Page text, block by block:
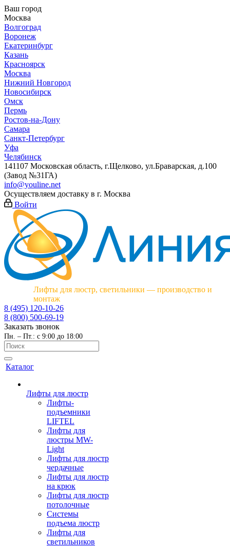
Ваш город
Москва
Волгоград
Воронеж
Екатеринбург
Казань
Красноярск
Москва
Нижний Новгород
Новосибирск
Омск
Пермь
Ростов-на-Дону
Самара
Санкт-Петербург
Уфа
Челябинск
141107 Московская область, г.Щелково, ул.Браварская, д.100
(Завод №31ГА)
info@youline.net
Осуществляем доставку в г. Москва
Войти
Лифты для люстр, светильники — производство и
монтаж
8 (495) 120-10-26
8 (800) 500-69-19
Заказать звонок
Пн. – Пт.: с 9:00 до 18:00
Каталог
Лифты для люстр
Лифты-
подъемники
LIFTEL
Лифты для
люстры MW-
Light
Лифты для люстр
чердачные
Лифты для люстр
на крюк
Лифты для люстр
потолочные
Системы
подъема люстр
Лифты для
светильников